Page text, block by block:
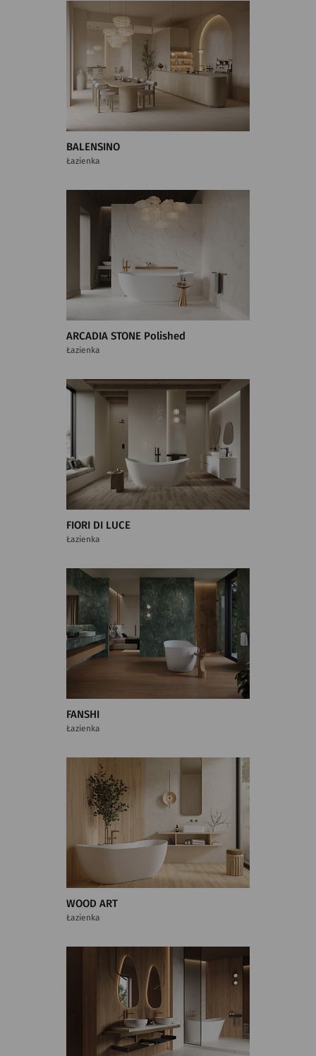
BALENSINO
Łazienka
ARCADIA STONE Polished
Łazienka
FIORI DI LUCE
Łazienka
FANSHI
Łazienka
WOOD ART
Łazienka